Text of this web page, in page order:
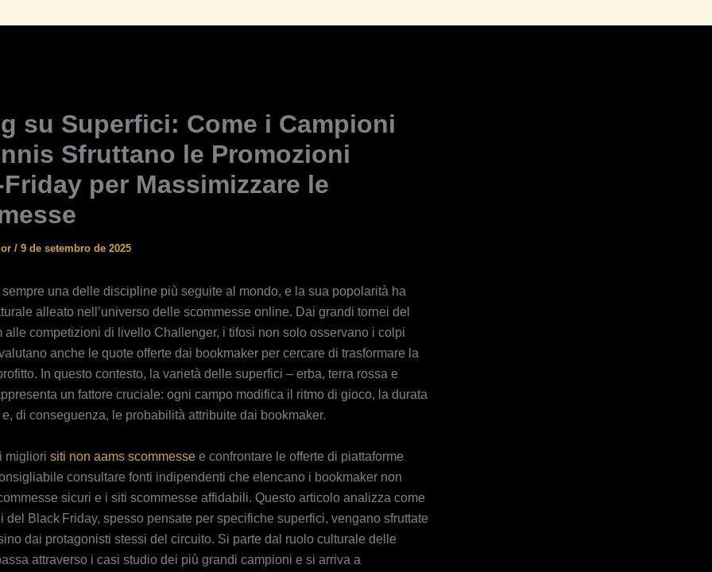
su Superfici: Come i Campioni
Sfruttano le Promozioni
per Massimizzare le
/ 9 de setembro de 2025
sempre una delle discipline più seguite al mondo, e la sua popolarità ha
alleato nell’universo delle scommesse online. Dai grandi tornei del
alle competizioni di livello Challenger, i tifosi non solo osservano i colpi
anche le quote offerte dai bookmaker per cercare di trasformare la
In questo contesto, la varietà delle superfici – erba, terra rossa e
un fattore cruciale: ogni campo modifica il ritmo di gioco, la durata
di conseguenza, le probabilità attribuite dai bookmaker.
migliori siti non aams scommesse e confrontare le offerte di piattaforme
consultare fonti indipendenti che elencano i bookmaker non
sicuri e i siti scommesse affidabili. Questo articolo analizza come
del Black Friday, spesso pensate per specifiche superfici, vengano sfruttate
dai protagonisti stessi del circuito. Si parte dal ruolo culturale delle
attraverso i casi studio dei più grandi campioni e si arriva a